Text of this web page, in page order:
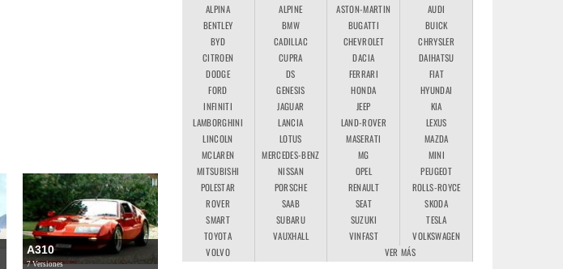
A310
7 Versiones
ALPINA
ALPINE ASTON-MARTIN
AUDI
BENTLEY
BMW BUGATTI
BUICK
BYD
CADILLAC CHEVROLET
CHRYSLER
CITROEN
CUPRA DACIA
DAIHATSU
DODGE
DS FERRARI
FIAT
FORD
GENESIS HONDA
HYUNDAI
INFINITI
JAGUAR JEEP
KIA
LAMBORGHINI
LANCIA LAND-ROVER
LEXUS
LINCOLN
LOTUS MASERATI
MAZDA
MCLAREN
MERCEDES-BENZ MG
MINI
MITSUBISHI
NISSAN OPEL
PEUGEOT
POLESTAR
PORSCHE RENAULT
ROLLS-ROYCE
ROVER
SAAB SEAT
SKODA
SMART
SUBARU SUZUKI
TESLA
TOYOTA
VAUXHALL VINFAST
VOLKSWAGEN
VOLVO
VER MÁS